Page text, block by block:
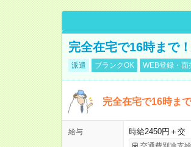
完全在宅で16時まで
派遣 ブランクOK WEB登録・面
完全在宅で16時ま
給与 時給2450円＋交